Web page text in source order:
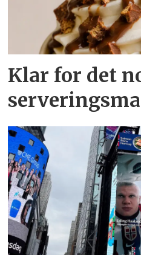
Klar for det